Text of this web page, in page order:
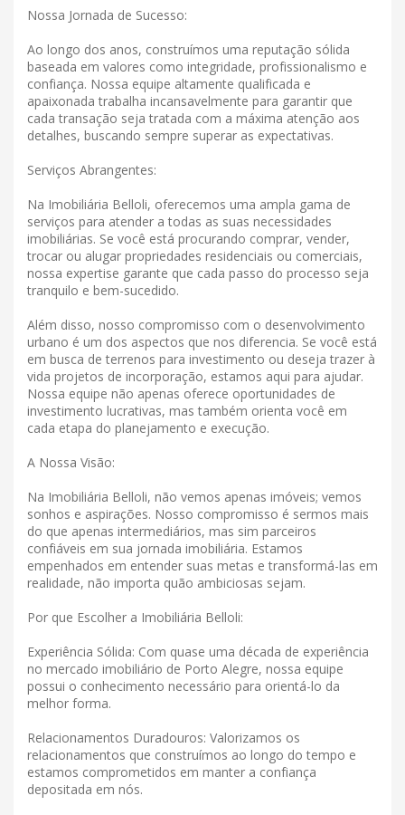
Nossa Jornada de Sucesso:
Ao longo dos anos, construímos uma reputação sólida
baseada em valores como integridade, profissionalismo e
confiança. Nossa equipe altamente qualificada e
apaixonada trabalha incansavelmente para garantir que
cada transação seja tratada com a máxima atenção aos
detalhes, buscando sempre superar as expectativas.
Serviços Abrangentes:
Na Imobiliária Belloli, oferecemos uma ampla gama de
serviços para atender a todas as suas necessidades
imobiliárias. Se você está procurando comprar, vender,
trocar ou alugar propriedades residenciais ou comerciais,
nossa expertise garante que cada passo do processo seja
tranquilo e bem-sucedido.
Além disso, nosso compromisso com o desenvolvimento
urbano é um dos aspectos que nos diferencia. Se você está
em busca de terrenos para investimento ou deseja trazer à
vida projetos de incorporação, estamos aqui para ajudar.
Nossa equipe não apenas oferece oportunidades de
investimento lucrativas, mas também orienta você em
cada etapa do planejamento e execução.
A Nossa Visão:
Na Imobiliária Belloli, não vemos apenas imóveis; vemos
sonhos e aspirações. Nosso compromisso é sermos mais
do que apenas intermediários, mas sim parceiros
confiáveis ​​em sua jornada imobiliária. Estamos
empenhados em entender suas metas e transformá-las em
realidade, não importa quão ambiciosas sejam.
Por que Escolher a Imobiliária Belloli:
Experiência Sólida: Com quase uma década de experiência
no mercado imobiliário de Porto Alegre, nossa equipe
possui o conhecimento necessário para orientá-lo da
melhor forma.
Relacionamentos Duradouros: Valorizamos os
relacionamentos que construímos ao longo do tempo e
estamos comprometidos em manter a confiança
depositada em nós.